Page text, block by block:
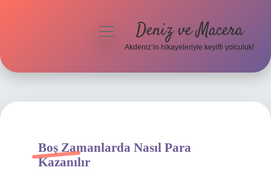
Hakkımızda
menüyü Deniz ve Macera
Akdeniz’in hikayeleriyle keyifli yolculuk!
Boş Zamanlarda Nasıl Para
Kazanılır